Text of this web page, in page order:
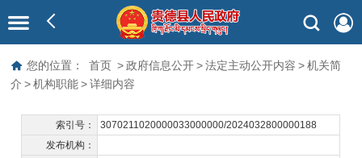
您的位置： 首页 > 政府信息公开 > 法定主动公开内容 > 机关简
介 > 机构职能 > 详细内容
索引号：
3070211020000033000000/2024032800000188
发布机构：